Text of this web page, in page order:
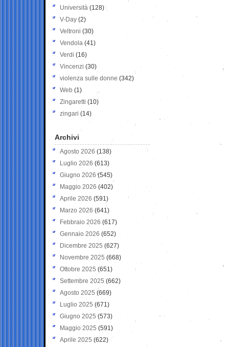
Università (128)
V-Day (2)
Veltroni (30)
Vendola (41)
Verdi (16)
Vincenzi (30)
violenza sulle donne (342)
Web (1)
Zingaretti (10)
zingari (14)
Archivi
Agosto 2026 (138)
Luglio 2026 (613)
Giugno 2026 (545)
Maggio 2026 (402)
Aprile 2026 (591)
Marzo 2026 (641)
Febbraio 2026 (617)
Gennaio 2026 (652)
Dicembre 2025 (627)
Novembre 2025 (668)
Ottobre 2025 (651)
Settembre 2025 (662)
Agosto 2025 (669)
Luglio 2025 (671)
Giugno 2025 (573)
Maggio 2025 (591)
Aprile 2025 (622)